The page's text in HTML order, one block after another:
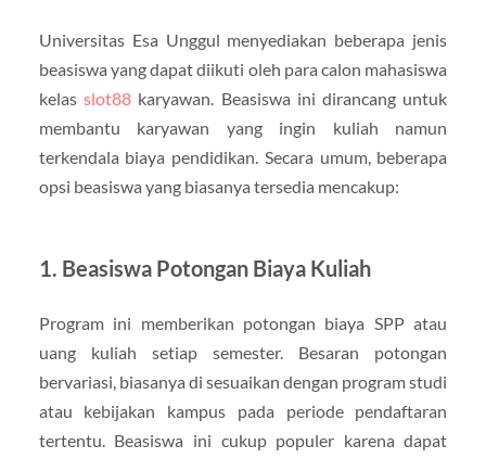
Universitas Esa Unggul menyediakan beberapa jenis
beasiswa yang dapat diikuti oleh para calon mahasiswa
kelasslot88 karyawan. Beasiswa ini dirancang untuk
membantu karyawan yang ingin kuliah namun
terkendala biaya pendidikan. Secara umum, beberapa
opsi beasiswa yang biasanya tersedia mencakup:
1. Beasiswa Potongan Biaya Kuliah
Program ini memberikan potongan biaya SPP atau
uang kuliah setiap semester. Besaran potongan
bervariasi, biasanya di sesuaikan dengan program studi
atau kebijakan kampus pada periode pendaftaran
tertentu. Beasiswa ini cukup populer karena dapat